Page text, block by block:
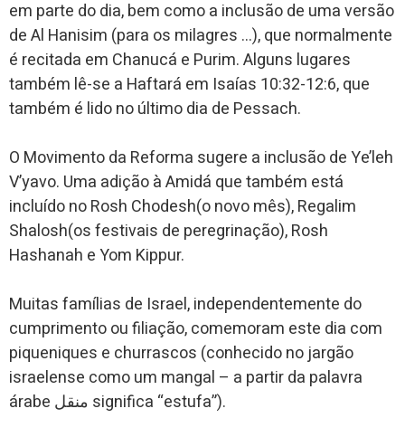
em parte do dia, bem como a inclusão de uma versão
de Al Hanisim (para os milagres …), que normalmente
é recitada em Chanucá e Purim. Alguns lugares
também lê-se a Haftará em Isaías 10:32-12:6, que
também é lido no último dia de Pessach.
O Movimento da Reforma sugere a inclusão de Ye’leh
V’yavo. Uma adição à Amidá que também está
incluído no Rosh Chodesh(o novo mês), Regalim
Shalosh(os festivais de peregrinação), Rosh
Hashanah e Yom Kippur.
Muitas famílias de Israel, independentemente do
cumprimento ou filiação, comemoram este dia com
piqueniques e churrascos (conhecido no jargão
israelense como um mangal – a partir da palavra
árabe منقل significa “estufa”).